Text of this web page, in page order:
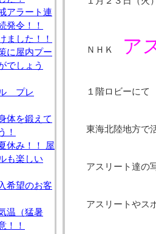
アラート連
発令！！
ました！！
に屋内プー
でしょう
プレ
体を鍛えて
！
休み！！ 屋
も楽しい
希望のお客
温（猛暑
！！
ＮＨＫ ア
１階ロビーにて
東海北陸地方で
アスリート達の
アスリートやス